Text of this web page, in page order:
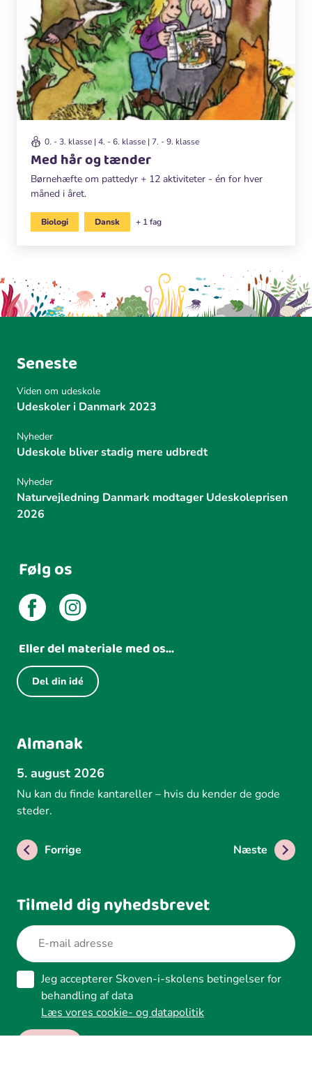
0. - 3. klasse | 4. - 6. klasse | 7. - 9. klasse
Med hår og tænder
Børnehæfte om pattedyr + 12 aktiviteter - én for hver
måned i året.
Biologi Dansk + 1 fag
Seneste
Viden om udeskole
Udeskoler i Danmark 2023
Nyheder
Udeskole bliver stadig mere udbredt
Nyheder
Naturvejledning Danmark modtager Udeskoleprisen
2026
Følg os
Eller del materiale med os...
Del din idé
Almanak
5. august 2026
Nu kan du finde kantareller – hvis du kender de gode
steder.
Forrige Næste
Tilmeld dig nyhedsbrevet
Jeg accepterer Skoven-i-skolens betingelser for
behandling af data
Læs vores cookie- og datapolitik